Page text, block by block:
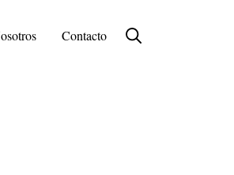
Contacto